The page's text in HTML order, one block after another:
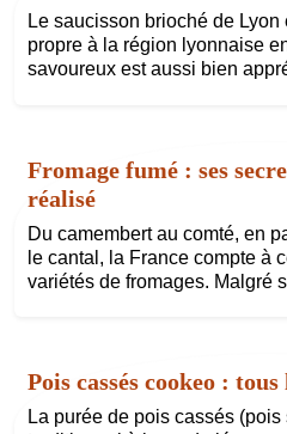
Le saucisson brioché de
propre à la région lyonnaise
savoureux est aussi bien
Fromage fumé : ses
réalisé
Du camembert au comté, en
le cantal, la France compte à
variétés de fromages. Malgré
Pois cassés cookeo : tous
La purée de pois cassés